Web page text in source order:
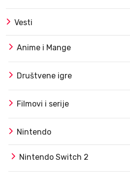
Vesti
Anime i Mange
Društvene igre
Filmovi i serije
Nintendo
Nintendo Switch 2